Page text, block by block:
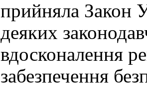
прийняла Закон
деяких
вдосконалення
забезпечення